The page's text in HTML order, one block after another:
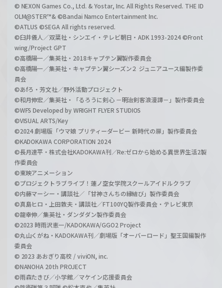
© NEXON Games Co., Ltd. & Yostar, Inc. All Rights Reserved. THE ID
OLM@STER™& ©Bandai Namco Entertainment Inc.
©ATLUS ©SEGA All rights reserved.
©臼井儀人／双葉社・シンエイ・テレビ朝日・ADK 1993-2024 ©Front
wing/Project GPT
©高橋陽一／集英社・2018キャプテン翼製作委員会
©高橋陽一／集英社・キャプテン翼シーズン２ ジュニアユース編製作委
員会
©あfろ・芳文社／野外活動プロジェクト
©和月伸宏／集英社・「るろうに剣心 －明治剣客浪漫譚－」製作委員会
©WFS Developed by WRIGHT FLYER STUDIOS
©VISUAL ARTS/Key
©2024 劇場版「ウマ娘 プリティーダービー 新時代の扉」製作委員会
©KADOKAWA CORPORATION 2024
©長月達平・株式会社KADOKAWA刊／Re:ゼロから始める異世界生活2製
作委員会
©東映アニメーション
©プロジェクトラブライブ！蓮ノ空女学院スクールアイドルクラブ
©内藤マーシー・講談社／「甘神さんちの縁結び」製作委員会
©真島ヒロ・上田敦夫・講談社／FT100YQ製作委員会・テレビ東京
©龍幸伸／集英社・ダンダダン製作委員会
©2023 時雨沢恵一/KADOKAWA/GGO2 Project
©丸山くがね・KADOKAWA刊／劇場版「オーバーロード」聖王国編製作
委員会
© 2023 あおぎり高校 / viviON, inc.
©NANOHA 20th PROJECT
©雨森たきび／小学館／マケイン応援委員会